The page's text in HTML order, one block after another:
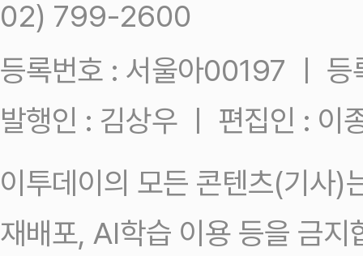
02) 799-2600
등록번호 : 서울아00197 ㅣ
발행인 : 김상우 ㅣ 편집인 : 이
이투데이의 모든 콘텐츠(기사)
재배포, AI학습 이용 등을 금지